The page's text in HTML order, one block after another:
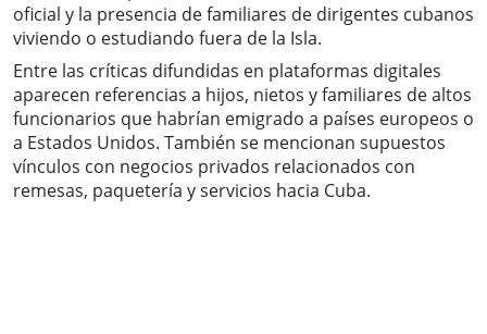
oficial y la presencia de familiares de dirigentes cubanos
viviendo o estudiando fuera de la Isla.
Entre las críticas difundidas en plataformas digitales
aparecen referencias a hijos, nietos y familiares de altos
funcionarios que habrían emigrado a países europeos o
a Estados Unidos. También se mencionan supuestos
vínculos con negocios privados relacionados con
remesas, paquetería y servicios hacia Cuba.